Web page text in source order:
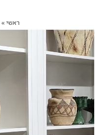
ראשי »